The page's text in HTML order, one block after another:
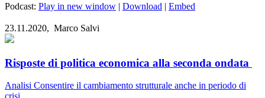
Podcast: Play in new window | Download | Embed
23.11.2020, Marco Salvi
Risposte di politica economica alla seconda ondata
Analisi Consentire il cambiamento strutturale anche in periodo di